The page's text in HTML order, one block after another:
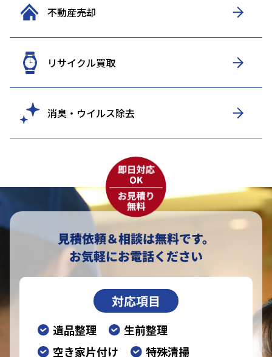
不動産売却
リサイクル買取
消臭・ウイルス除去
見積依頼＆相談は無料です。
お気軽にお電話ください
対応項目
遺品整理
生前整理
空き家片付け
特殊清掃